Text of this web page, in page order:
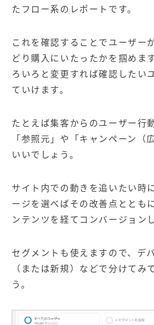
たフロー系のレポートです。
これを確認することでユーザー
どり購入にいたったかを掴めま
ろいろと変更すれば確認したい
ていけます。
たとえば集客からのユーザー行
「参照元」や「キャンペーン（
いいでしょう。
サイト内での動きを追いたい時に
ージを選べばその改善点ととも
ンテンツを経てコンバージョン
セグメントも使えますので、デ
（または新規）などで分けてみ
う。